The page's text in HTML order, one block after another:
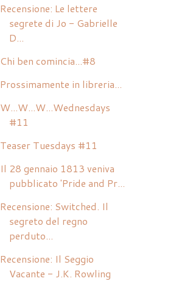
Recensione: Le lettere
segrete di Jo - Gabrielle
D...
Chi ben comincia...#8
Prossimamente in libreria...
W...W...W...Wednesdays
#11
Teaser Tuesdays #11
Il 28 gennaio 1813 veniva
pubblicato 'Pride and Pr...
Recensione: Switched. Il
segreto del regno
perduto...
Recensione: Il Seggio
Vacante - J.K. Rowling